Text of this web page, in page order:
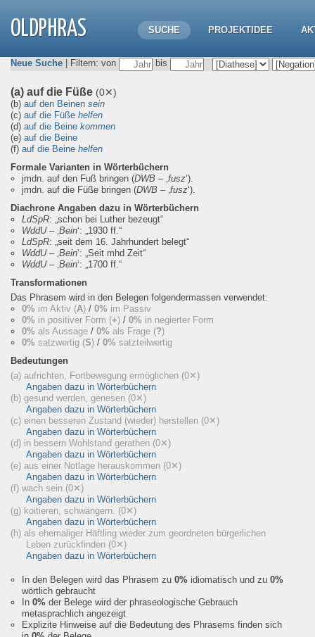
OLDPHRAS SUCHE PROJEKTIDEE
Neue Suche | Filtern: von bis
(a) auf die Füße (0✕)
(b) auf den Beinen sein
(c) auf die Füße helfen
(d) auf die Beine kommen
(e) auf die Beine
(f) auf die Beine helfen
Formale Varianten in Wörterbüchern
jmdn. auf den Fuß bringen (DWB – ‚fusz‘).
jmdn. auf die Füße bringen (DWB – ‚fusz‘).
Diachrone Angaben dazu in Wörterbüchern
LdSpR: „schon bei Luther bezeugt“
WddU– ‚Bein‘: „1930 ff.“
LdSpR: „seit dem 16. Jahrhundert belegt“
WddU– ‚Bein‘: „Seit mhd Zeit“
WddU– ‚Bein‘: „1700 ff.“
Transformationen
Das Phrasem wird in den Belegen folgendermassen verwendet:
0% im Aktiv (A) / 0% im Passiv
0% in positiver Form (+) / 0% in negierter Form
0% als Aussage / 0% als Frage (?)
0% satzwertig (S) / 0% satzteilwertig
Bedeutungen
(a) aufrichten, Fortbewegung ermöglichen (0✕)
Angaben dazu in Wörterbüchern
(b) gesund werden, genesen (0✕)
Angaben dazu in Wörterbüchern
(c) einen besseren Zustand (wieder) herstellen (0✕)
Angaben dazu in Wörterbüchern
(d) in bessern Wohlstand gerathen (0✕)
Angaben dazu in Wörterbüchern
(e) aus einer Notlage herauskommen (0✕)
Angaben dazu in Wörterbüchern
(f) wach sein (0✕)
Angaben dazu in Wörterbüchern
(g) koitieren, schwängern. (0✕)
Angaben dazu in Wörterbüchern
(h) als ehemaliger Häftling wieder zum geordneten bürgerlichen
Leben zurückfinden (0✕)
Angaben dazu in Wörterbüchern
In den Belegen wird das Phrasem zu 0% idiomatisch und zu 0%
wörtlich gebraucht
In 0% der Belege wird der phraseologische Gebrauch
metasprachlich angezeigt
Explizite Hinweise auf die Bedeutung des Phrasems finden sich